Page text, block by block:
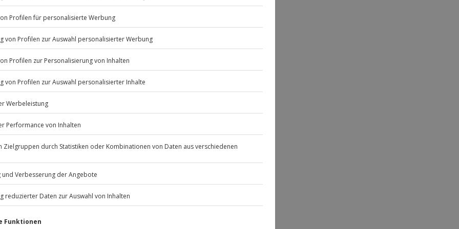
Listenansicht
Jochen SchweizerGmbH
Mühldorfstraße 8
81671 München
außer an bundesweiten